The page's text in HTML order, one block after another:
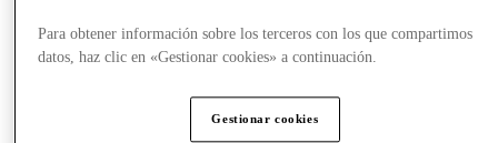
Para obtener información sobre los terceros con los que compartimos
datos, haz clic en «Gestionar cookies» a continuación.
Gestionar cookies